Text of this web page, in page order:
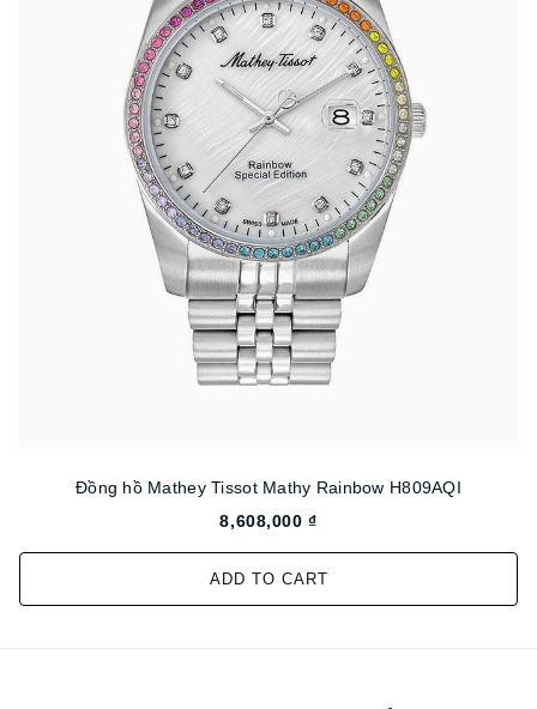
Đồng hồ Mathey Tissot Mathy Rainbow H809AQI
8,608,000 ₫
ADD TO CART